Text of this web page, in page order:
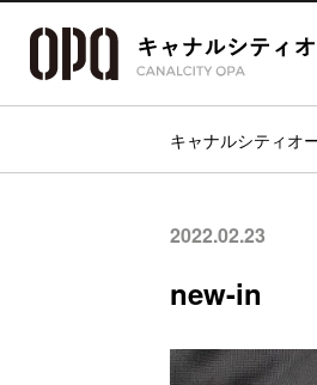
キャナルシティオ
2022.02.23
new-in